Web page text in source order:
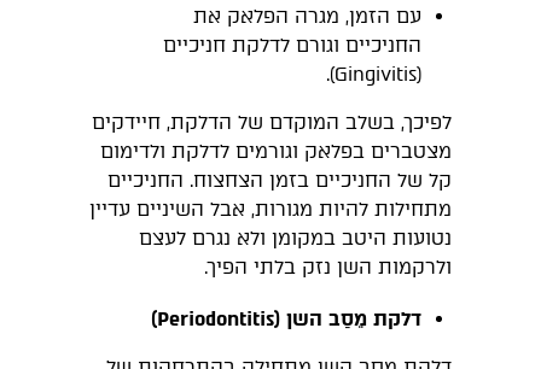
עם הזמן, מגרה הפלאק את
החניכיים וגורם לדלקת חניכיים
(Gingivitis).
לפיכך, בשלב המוקדם של הדלקת, חיידקים
מצטברים בפלאק וגורמים לדלקת ולדימום
קל של החניכיים בזמן הצחצוח. החניכיים
מתחילות להיות מגורות, אבל השיניים עדיין
נטועות היטב במקומן ולא נגרם לעצם
ולרקמות השן נזק בלתי הפיך.
דלקת מֵסַב השן (Periodontitis
)